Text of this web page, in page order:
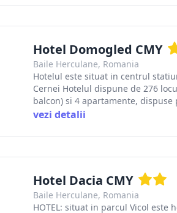
Hotel Domogled CMY
Baile Herculane, Romania
Hotelul este situat in centrul
Cernei Hotelul dispune de 276
balcon) si 4 apartamente,
vezi detalii
Hotel Dacia CMY
Baile Herculane, Romania
HOTEL: situat in parcul Vicol este